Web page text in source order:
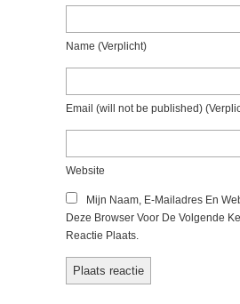
Name (verplicht)
Email (will not be published)
Website
Mijn Naam, E-Mailadres En
Deze Browser Voor De Volgende
Reactie Plaats.